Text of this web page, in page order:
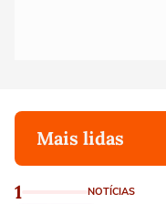
Mais lidas
1 NOTÍCIAS